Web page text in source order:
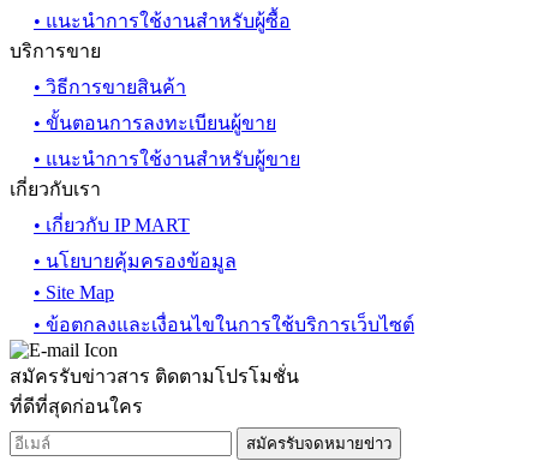
• แนะนำการใช้งานสำหรับผู้ซื้อ
บริการขาย
• วิธีการขายสินค้า
• ขั้นตอนการลงทะเบียนผู้ขาย
• แนะนำการใช้งานสำหรับผู้ขาย
เกี่ยวกับเรา
• เกี่ยวกับ IP MART
• นโยบายคุ้มครองข้อมูล
• Site Map
• ข้อตกลงและเงื่อนไขในการใช้บริการเว็บไซต์
สมัครรับข่าวสาร ติดตามโปรโมชั่น
ที่ดีที่สุดก่อนใคร
สมัครรับจดหมายข่าว